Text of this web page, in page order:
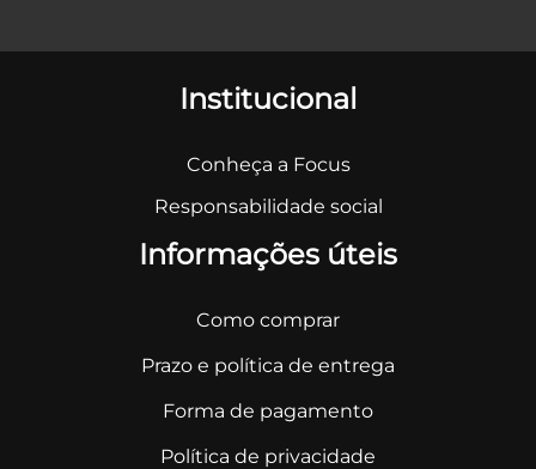
Institucional
Conheça a Focus
Responsabilidade social
Informações úteis
Como comprar
Prazo e política de entrega
Forma de pagamento
Política de privacidade